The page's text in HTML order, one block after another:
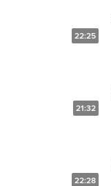
22:25
21:32
22:28